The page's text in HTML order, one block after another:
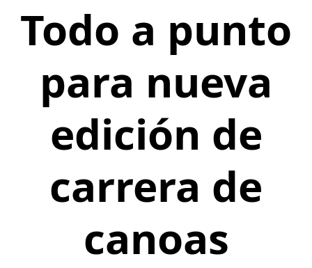
Todo a punto
para nueva
edición de
carrera de
canoas